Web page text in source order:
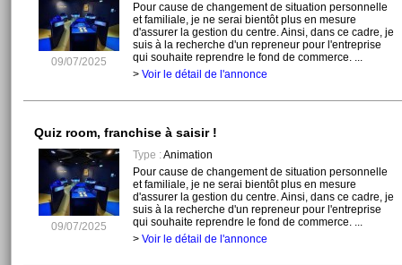
09/07/2025
Pour cause de changement de situation personnelle
et familiale, je ne serai bientôt plus en mesure
d'assurer la gestion du centre. Ainsi, dans ce cadre, je
suis à la recherche d'un repreneur pour l'entreprise
qui souhaite reprendre le fond de commerce. ...
> Voir le détail de l'annonce
Quiz room, franchise à saisir !
09/07/2025
Type :Animation
Pour cause de changement de situation personnelle
et familiale, je ne serai bientôt plus en mesure
d'assurer la gestion du centre. Ainsi, dans ce cadre, je
suis à la recherche d'un repreneur pour l'entreprise
qui souhaite reprendre le fond de commerce. ...
> Voir le détail de l'annonce